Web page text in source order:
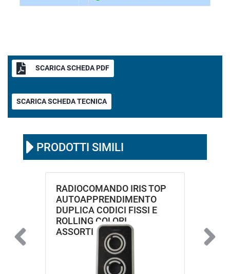
SCARICA SCHEDA PDF
SCARICA SCHEDA TECNICA
PRODOTTI SIMILI
RADIOCOMANDO IRIS TOP
AUTOAPPRENDIMENTO
DUPLICA CODICI FISSI E
ROLLING COLORI
ASSORTITI